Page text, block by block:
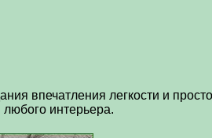
впечатления легкости и
интерьера.